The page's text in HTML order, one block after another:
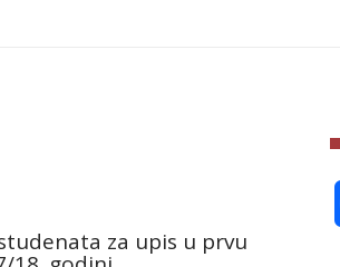
za upis u prvu